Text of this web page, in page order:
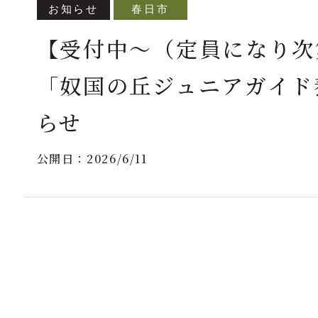
お知らせ 春日市
【受付中～（定員になり
「奴国の丘ジュニアガイ
らせ
公開日： 2026/6/11